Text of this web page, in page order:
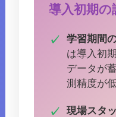
導入初期の
学習期間
は導入初
データが
測精度が
現場スタ